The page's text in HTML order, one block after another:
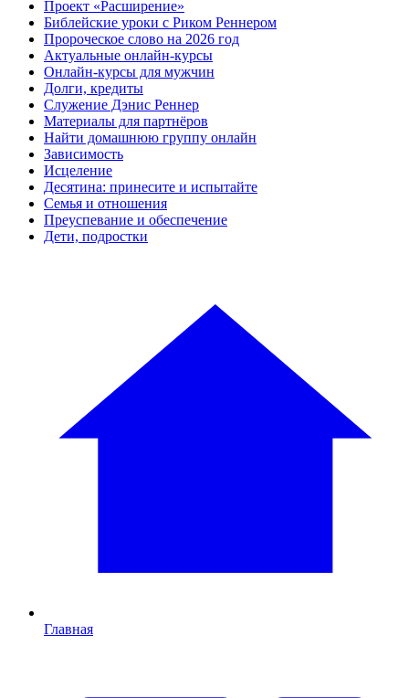
Проект «Расширение»
Библейские уроки с Риком Реннером
Пророческое слово на 2026 год
Актуальные онлайн-курсы
Онлайн-курсы для мужчин
Долги, кредиты
Служение Дэнис Реннер
Материалы для партнёров
Найти домашнюю группу онлайн
Зависимость
Исцеление
Десятина: принесите и испытайте
Семья и отношения
Преуспевание и обеспечение
Дети, подростки
Главная